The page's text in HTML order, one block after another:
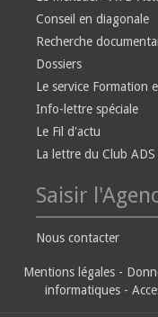
Conseil en diagonale
Recherche
Dossiers
Le service Formation
Info-lettre spéciale
Le Fil d'actu
La lettre du Club ADS
Saisir
Nous contacter
Mentions légales -
informatiques -